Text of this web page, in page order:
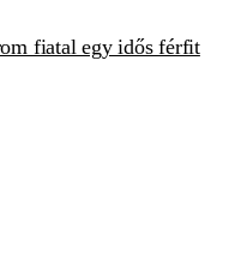
fiatal egy idős férfit